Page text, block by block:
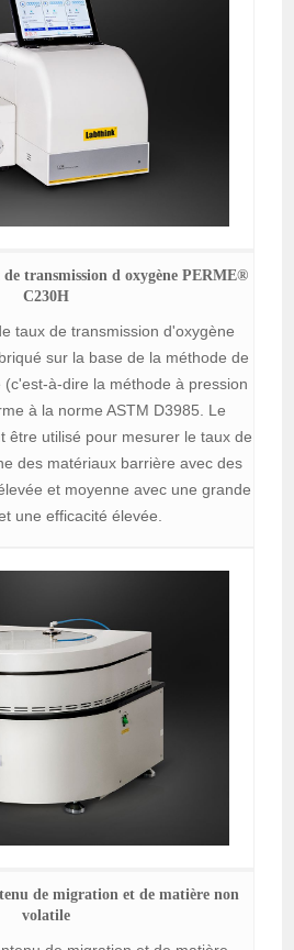
de transmission d oxygène PERME®
C230H
taux de transmission d'oxygène
sur la base de la méthode de
à-dire la méthode à pression
à la norme ASTM D3985. Le
être utilisé pour mesurer le taux de
des matériaux barrière avec des
et moyenne avec une grande
une efficacité élevée.
de migration et de matière non
volatile